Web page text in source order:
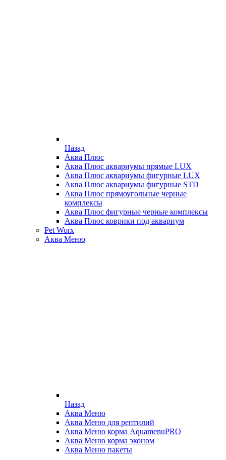
Назад
Аква Плюс
Аква Плюс аквариумы прямые LUX
Аква Плюс аквариумы фигурные LUX
Аква Плюс аквариумы фигурные STD
Аква Плюс прямоугольные черные
комплексы
Аква Плюс фигурные черные комплексы
Аква Плюс коврики под аквариум
Pet Worx
Аква Меню
Назад
Аква Меню
Аква Меню для рептилий
Аква Меню корма AquamenuPRO
Аква Меню корма эконом
Аква Меню пакеты